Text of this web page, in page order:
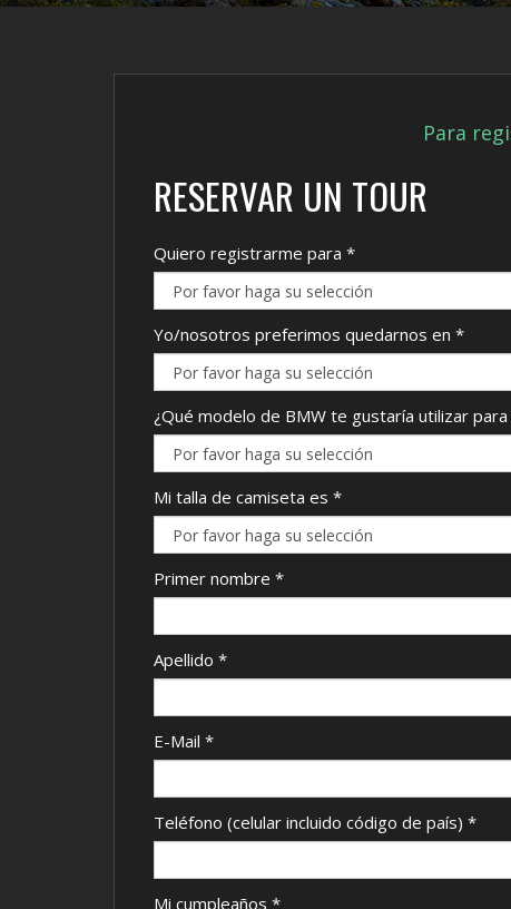
Para
RESERVAR UN TOUR
Quiero registrarme para *
Yo/nosotros preferimos quedarnos en *
¿Qué modelo de BMW te gustaría utilizar
Mi talla de camiseta es *
Primer nombre *
Apellido *
E-Mail *
Teléfono (celular incluido código de país) *
Mi cumpleaños *